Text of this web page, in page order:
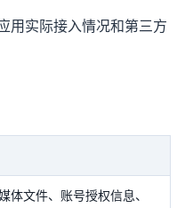
用实际接入情况和第三方
体文件、账号授权信息、